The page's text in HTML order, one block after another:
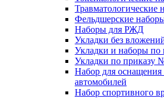
Травматологические
Фельдшерские
Наборы для РЖД
Укладки без
Укладки и наборы
Укладки по
Набор для
автомобилей
Набор спортивного